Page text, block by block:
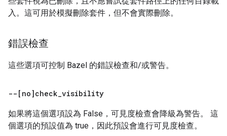
入。這可用於模擬刪除套件，但不會實際刪除。
錯誤檢查
這些選項可控制 Bazel 的錯誤檢查和/或警告。
--[no]check_visibility
如果將這個選項設為 False，可見度檢查會降級為警告。 這
個選項的預設值為 true，因此預設會進行可見度檢查。